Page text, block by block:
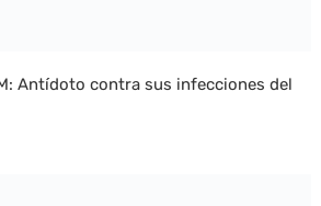
Antídoto contra sus infecciones del